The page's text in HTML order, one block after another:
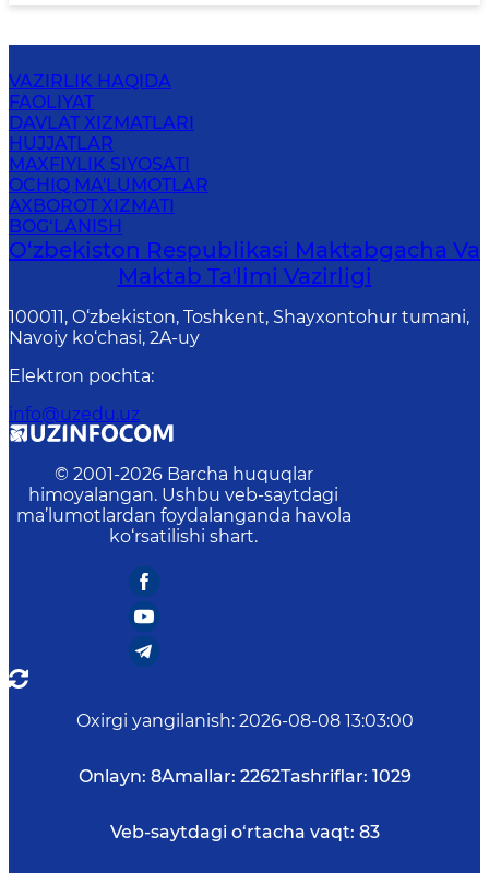
VAZIRLIK HAQIDA
FAOLIYAT
DAVLAT XIZMATLARI
HUJJATLAR
MAXFIYLIK SIYOSATI
OCHIQ MA'LUMOTLAR
AXBOROT XIZMATI
BOG‘LANISH
O‘zbekiston Respublikasi Maktabgacha Va
Maktab Taʼlimi Vazirligi
100011, O‘zbekiston, Toshkent, Shayxontohur tumani,
Navoiy ko‘chasi, 2A-uy
Elektron pochta:
info@uzedu.uz
© 2001-2026 Barcha huquqlar
himoyalangan. Ushbu veb-saytdagi
ma’lumotlardan foydalanganda havola
ko‘rsatilishi shart.
Oxirgi yangilanish: 2026-08-08 13:03:00
Onlayn: 8Amallar: 2262Tashriflar: 1029
Veb-saytdagi o‘rtacha vaqt: 83